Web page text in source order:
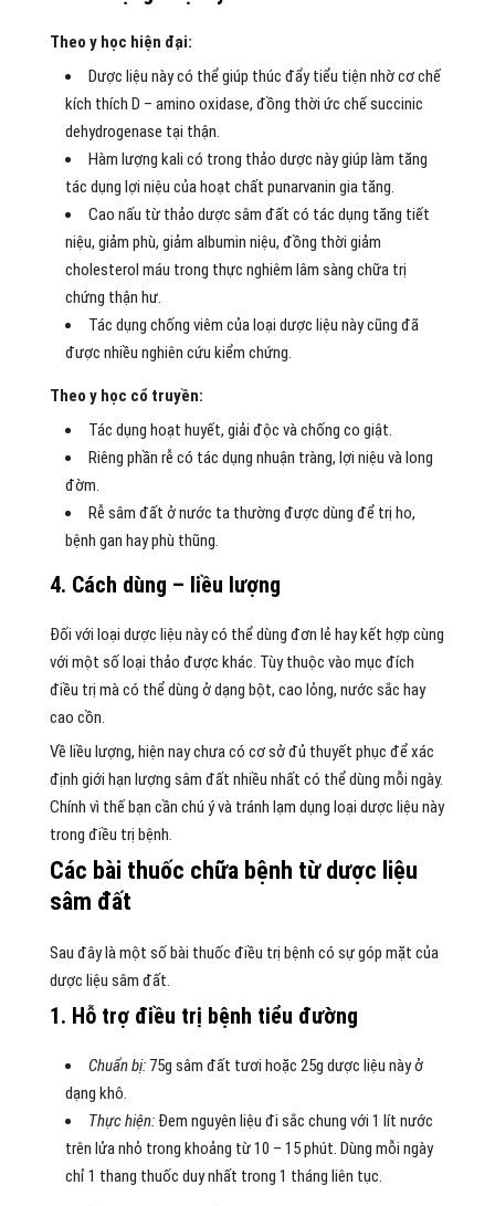
Theo y học hiện đại:
Dược liệu này có thể giúp thúc đẩy tiểu tiện nhờ cơ chế
kích thích D – amino oxidase, đồng thời ức chế succinic
dehydrogenase tại thận.
Hàm lượng kali có trong thảo dược này giúp làm tăng
tác dụng lợi niệu của hoạt chất punarvanin gia tăng.
Cao nấu từ thảo dược sâm đất có tác dụng tăng tiết
niệu, giảm phù, giảm albumin niệu, đồng thời giảm
cholesterol máu trong thực nghiêm lâm sàng chữa trị
chứng thận hư.
Tác dụng chống viêm của loại dược liệu này cũng đã
được nhiều nghiên cứu kiểm chứng.
Theo y học cổ truyền:
Tác dụng hoạt huyết, giải độc và chống co giật.
Riêng phần rễ có tác dụng nhuận tràng, lợi niệu và long
đờm.
Rễ sâm đất ở nước ta thường được dùng để trị ho,
bệnh gan hay phù thũng.
4. Cách dùng – liều lượng
Đối với loại dược liệu này có thể dùng đơn lẻ hay kết hợp cùng
với một số loại thảo được khác. Tùy thuộc vào mục đích
điều trị mà có thể dùng ở dạng bột, cao lỏng, nước sắc hay
cao cồn.
Về liều lượng, hiện nay chưa có cơ sở đủ thuyết phục để xác
định giới hạn lượng sâm đất nhiều nhất có thể dùng mỗi ngày.
Chính vì thế bạn cần chú ý và tránh lạm dụng loại dược liệu này
trong điều trị bệnh.
Các bài thuốc chữa bệnh từ dược liệu
sâm đất
Sau đây là một số bài thuốc điều trị bệnh có sự góp mặt của
dược liệu sâm đất.
1. Hỗ trợ điều trị bệnh tiểu đường
Chuẩn bị:75g sâm đất tươi hoặc 25g dược liệu này ở
dạng khô.
Thực hiện:Đem nguyên liệu đi sắc chung với 1 lít nước
trên lửa nhỏ trong khoảng từ 10 – 15 phút. Dùng mỗi ngày
chỉ 1 thang thuốc duy nhất trong 1 tháng liên tục.